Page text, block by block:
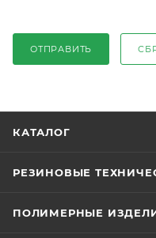
ОТПРАВИТЬ
КАТАЛОГ
РЕЗИНОВЫЕ
ПОЛИМЕРНЫЕ